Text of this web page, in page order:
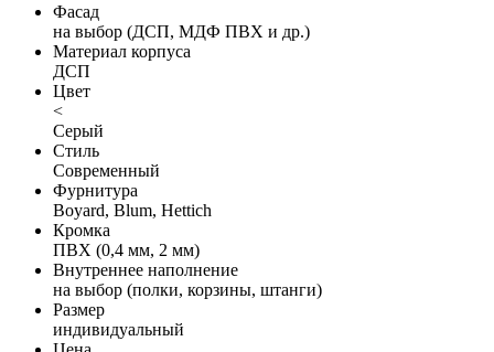
Фасад
на выбор (ДСП, МДФ ПВХ и др.)
Материал корпуса
ДСП
Цвет
<
Серый
Стиль
Современный
Фурнитура
Boyard, Blum, Hettich
Кромка
ПВХ (0,4 мм, 2 мм)
Внутреннее наполнение
на выбор (полки, корзины, штанги)
Размер
индивидуальный